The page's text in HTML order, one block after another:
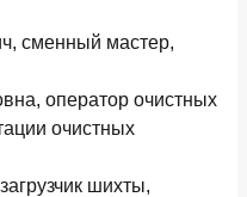
сменный мастер,
оператор очистных
очистных
шихты,